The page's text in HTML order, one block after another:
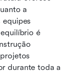
a
equipes
é
durante toda a